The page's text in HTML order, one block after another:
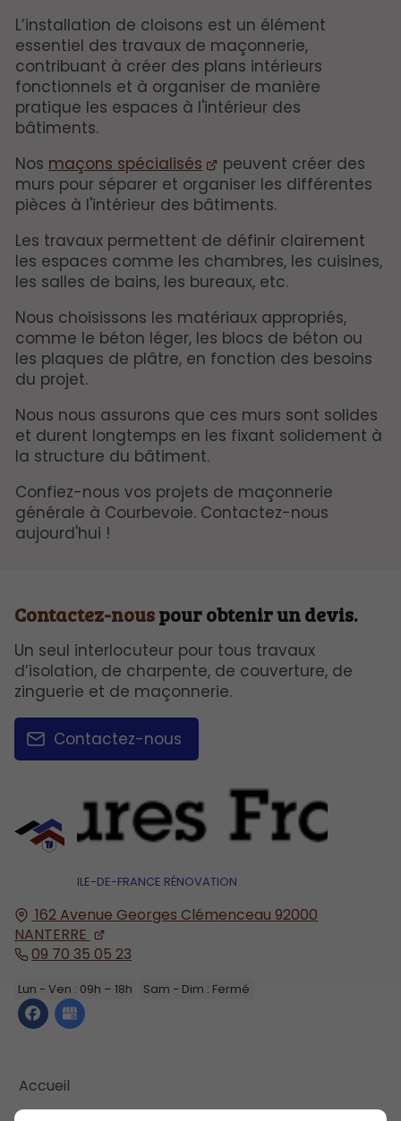
L’installation de cloisons est un élément
essentiel des travaux de maçonnerie,
contribuant à créer des plans intérieurs
fonctionnels et à organiser de manière
pratique les espaces à l'intérieur des
bâtiments.
Nos maçons spécialisés
peuvent créer des
murs pour séparer et organiser les différentes
pièces à l'intérieur des bâtiments.
Les travaux permettent de définir clairement
les espaces comme les chambres, les cuisines,
les salles de bains, les bureaux, etc.
Nous choisissons les matériaux appropriés,
comme le béton léger, les blocs de béton ou
les plaques de plâtre, en fonction des besoins
du projet.
Nous nous assurons que ces murs sont solides
et durent longtemps en les fixant solidement à
la structure du bâtiment.
Confiez-nous vos projets de maçonnerie
générale à Courbevoie. Contactez-nous
aujourd'hui !
ILE-DE-FRANCE RÉNOVATION
162 Avenue Georges Clémenceau 92000
NANTERRE
09 70 35 05 23
Lun - Ven : 09h – 18h Sam - Dim : Fermé
Accueil
Contactez-nous
Contactez-nouspour obtenir un devis.
Un seul interlocuteur pour tous travaux
d’isolation, de charpente, de couverture, de
zinguerie et de maçonnerie.
Contactez-nous